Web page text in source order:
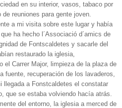
en su interior, vasos, tabaco por
reuniones para gente joven.
a mi visita sobre este lugar y había
ha hecho l´Associació d´amics de
de Fontscaldetes y sacarle del
restaurado la iglesia,
el Carrer Major, limpieza de la plaza de
fuente, recuperación de los lavaderos,
llegada a Fonstcaldetes el constatar
que se estaba volviendo hacía atrás.
del entorno, la iglesia a merced de